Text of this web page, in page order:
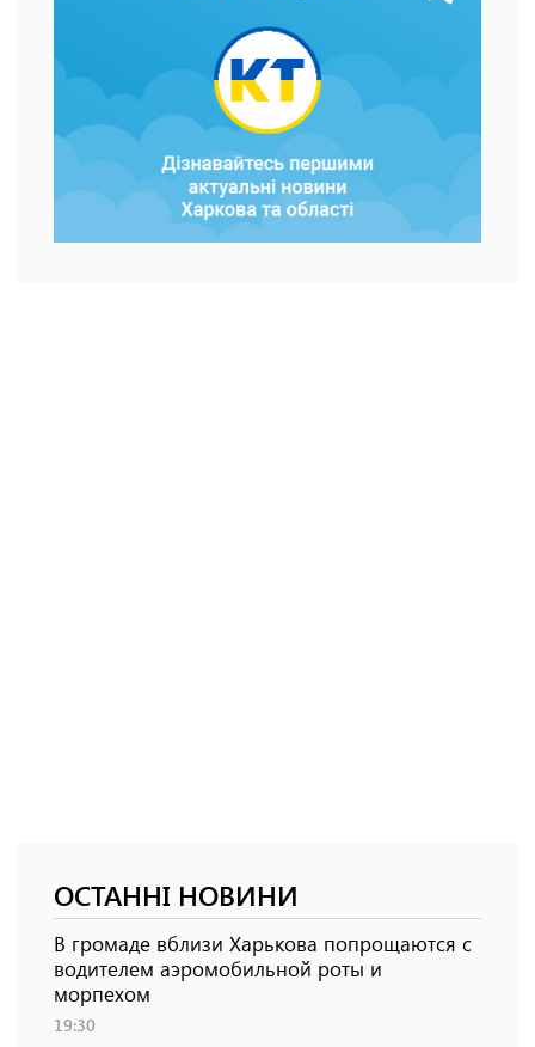
ОСТАННІ НОВИНИ
В громаде вблизи Харькова попрощаются с
водителем аэромобильной роты и
морпехом
19:30